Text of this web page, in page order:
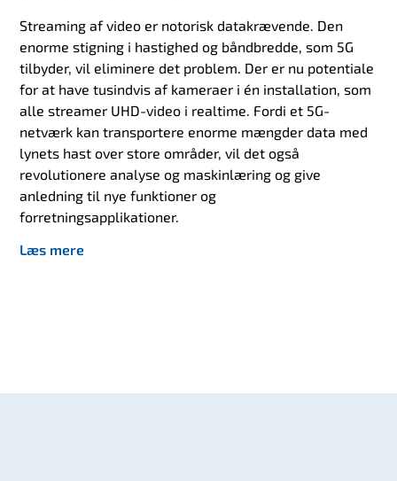
Streaming af video er notorisk datakrævende. Den
enorme stigning i hastighed og båndbredde, som 5G
tilbyder, vil eliminere det problem. Der er nu potentiale
for at have tusindvis af kameraer i én installation, som
alle streamer UHD-video i realtime. Fordi et 5G-
netværk kan transportere enorme mængder data med
lynets hast over store områder, vil det også
revolutionere analyse og maskinlæring og give
anledning til nye funktioner og
forretningsapplikationer.
Læs mere